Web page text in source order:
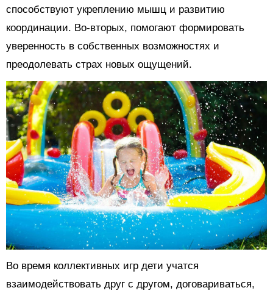
способствуют укреплению мышц и развитию
координации. Во-вторых, помогают формировать
уверенность в собственных возможностях и
преодолевать страх новых ощущений.
Во время коллективных игр дети учатся
взаимодействовать друг с другом, договариваться,